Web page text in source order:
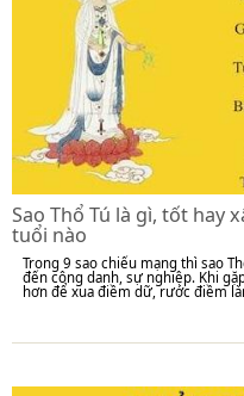
Sao Thổ Tú là gì, tốt hay
tuổi nào
Trong 9 sao chiếu mạng thì sao
đến công danh, sự nghiệp. Khi
hơn để xua điềm dữ, rước điềm